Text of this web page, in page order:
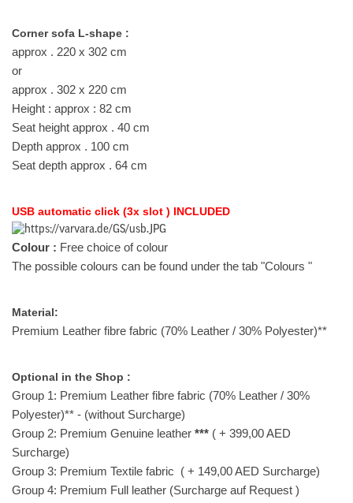
Corner sofa L-shape :
approx . 220 x 302 cm
or
approx . 302 x 220 cm
Height : approx : 82 cm
Seat height approx . 40 cm
Depth approx . 100 cm
Seat depth approx . 64 cm
USB automatic click (3x slot ) INCLUDED
Colour : Free choice of colour
The possible colours can be found under the tab "Colours "
Material:
Premium Leather fibre fabric (70% Leather / 30% Polyester)**
Optional in the Shop :
Group 1: Premium Leather fibre fabric (70% Leather / 30%
Polyester)** - (without Surcharge)
Group 2: Premium Genuine leather *** ( + 399,00 AED
Surcharge)
Group 3: Premium Textile fabric ( + 149,00 AED Surcharge)
Group 4: Premium Full leather (Surcharge auf Request )